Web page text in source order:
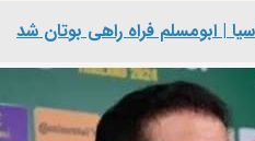
| ابومسلم فراه راهی بوتان شد